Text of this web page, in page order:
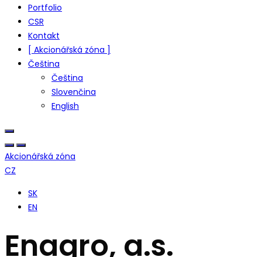
Portfolio
CSR
Kontakt
[ Akcionářská zóna ]
Čeština
Čeština
Slovenčina
English
Akcionářská zóna
CZ
SK
EN
Enagro, a.s.